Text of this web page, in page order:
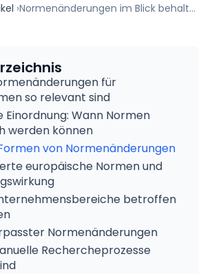
› Normenänderungen im Blick behalten - ohne permanent recherchieren zu müssen
für
so relevant sind
Einordnung: Wann Normen
werden können
von Normenänderungen
europäische Normen und
betroffen
Normenänderungen
Rechercheprozesse